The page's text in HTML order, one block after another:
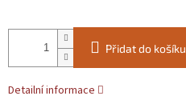
Přidat do košíku
Detailní informace